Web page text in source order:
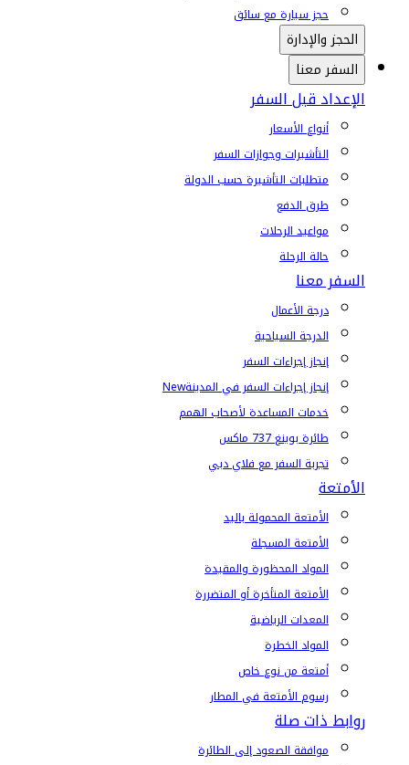
حجز سيارة مع سائق
الحجز والإدارة
السفر معنا
الإعداد قبل السفر
أنواع الأسعار
التأشيرات وجوازات السفر
متطلبات التأشيرة حسب الدولة
طرق الدفع
مواعيد الرحلات
حالة الرحلة
السفر معنا
درجة الأعمال
الدرجة السياحية
إنجاز إجراءات السفر
إنجاز إجراءات السفر في المدينةNew
خدمات المساعدة لأصحاب الهمم
طائرة بوينغ 737 ماكس
تجربة السفر مع فلاي دبي
الأمتعة
الأمتعة المحمولة باليد
الأمتعة المسجلة
المواد المحظورة والمقيدة
الأمتعة المتأخرة أو المتضررة
المعدات الرياضية
المواد الخطرة
أمتعة من نوع خاص
رسوم الأمتعة في المطار
روابط ذات صلة
موافقة الصعود إلى الطائرة